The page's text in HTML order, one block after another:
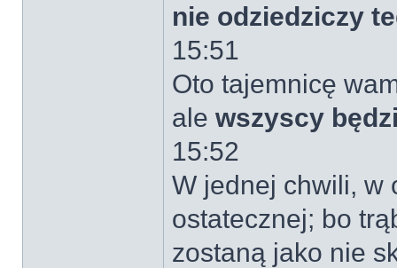
nie odziedziczy
15:51
Oto tajemnicę
ale wszyscy
15:52
W jednej chwili, w
ostatecznej; bo
zostaną jako nie